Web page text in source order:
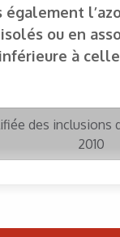
ou en
à
des inclusions
2010